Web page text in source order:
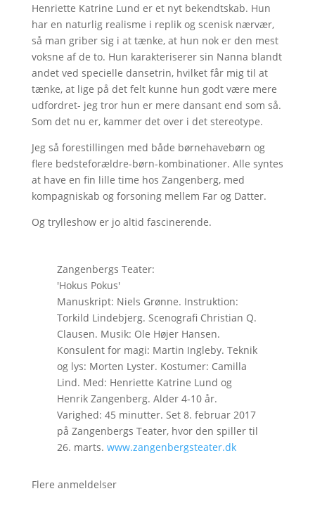
Henriette Katrine Lund er et nyt bekendtskab. Hun
har en naturlig realisme i replik og scenisk nærvær,
så man griber sig i at tænke, at hun nok er den mest
voksne af de to. Hun karakteriserer sin Nanna blandt
andet ved specielle dansetrin, hvilket får mig til at
tænke, at lige på det felt kunne hun godt være mere
udfordret- jeg tror hun er mere dansant end som så.
Som det nu er, kammer det over i det stereotype.
Jeg så forestillingen med både børnehavebørn og
flere bedsteforældre-børn-kombinationer. Alle syntes
at have en fin lille time hos Zangenberg, med
kompagniskab og forsoning mellem Far og Datter.
Og trylleshow er jo altid fascinerende.
Zangenbergs Teater:
'Hokus Pokus'
Manuskript: Niels Grønne. Instruktion:
Torkild Lindebjerg. Scenografi Christian Q.
Clausen. Musik: Ole Højer Hansen.
Konsulent for magi: Martin Ingleby. Teknik
og lys: Morten Lyster. Kostumer: Camilla
Lind. Med: Henriette Katrine Lund og
Henrik Zangenberg. Alder 4-10 år.
Varighed: 45 minutter. Set 8. februar 2017
på Zangenbergs Teater, hvor den spiller til
26. marts. www.zangenbergsteater.dk
Flere anmeldelser